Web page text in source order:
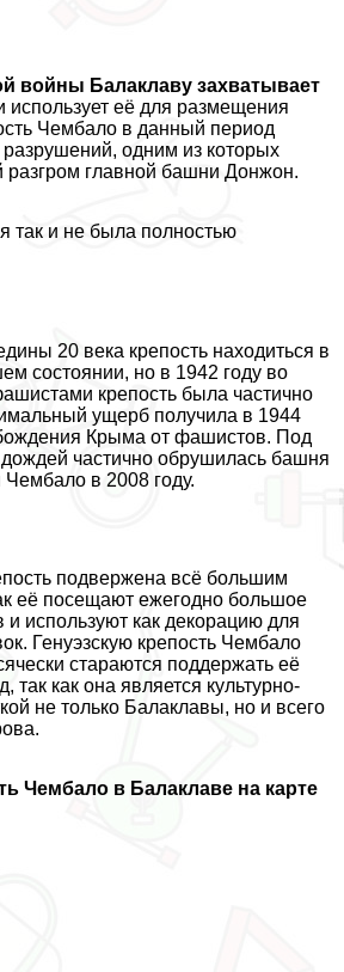
войны Балаклаву захватывает
использует её для размещения
Чембало в данный период
одним из которых
разгром главной башни Донжон.
так и не была полностью
20 века крепость находиться в
состоянии, но в 1942 году во
крепость была частично
ущерб получила в 1944
Крыма от фашистов. Под
частично обрушилась башня
Чембало в 2008 году.
подвержена всё большим
её посещают ежегодно большое
и используют как декорацию для
Генуэзскую крепость Чембало
стараются поддержать её
так как она является культурно-
не только Балаклавы, но и всего
Чембало в Балаклаве на карте